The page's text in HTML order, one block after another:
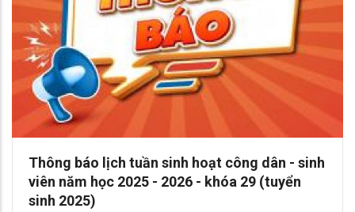
Thông báo lịch tuần sinh hoạt công dân - sinh
viên năm học 2025 - 2026 - khóa 29 (tuyển
sinh 2025)